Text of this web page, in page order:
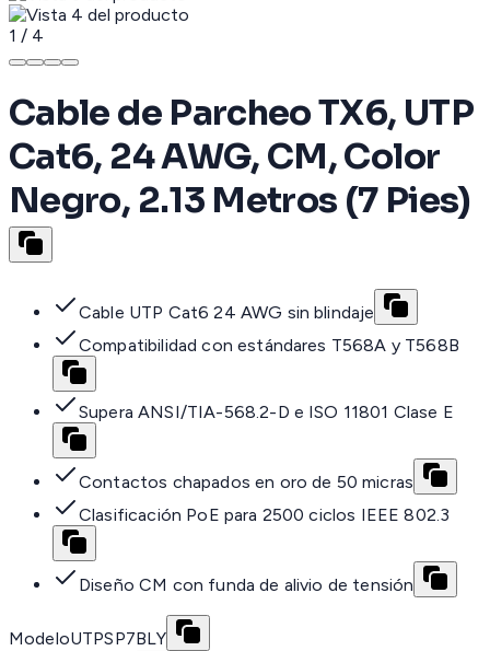
1 / 4
Cable de Parcheo TX6, UTP
Cat6, 24 AWG, CM, Color
Negro, 2.13 Metros (7 Pies)
Cable UTP Cat6 24 AWG sin blindaje
Compatibilidad con estándares T568A y T568B
Supera ANSI/TIA-568.2-D e ISO 11801 Clase E
Contactos chapados en oro de 50 micras
Clasificación PoE para 2500 ciclos IEEE 802.3
Diseño CM con funda de alivio de tensión
ModeloUTPSP7BLY